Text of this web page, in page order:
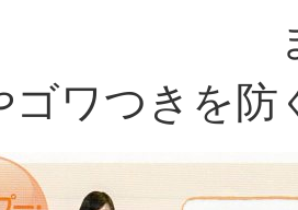
ゴワつきを